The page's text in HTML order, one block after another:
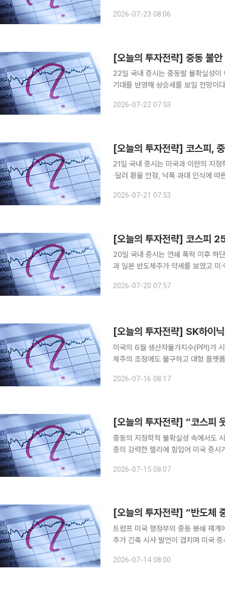
시간) 미국 증시는 엔비디아의 베라
2026-07-23 08:06
[오늘의 투자전략] 중동 불
22일 국내 증시는 중동발 불확실성이
기대를 반영해 상승세를 보일 전망이
◆한지영 키움증권 연구원 = 21일(현
2026-07-22 07:53
21일 국내 증시는 미국과 이란의 지
·달러 환율 안정, 낙폭 과대 인식에
2026-07-21 07:53
20일 국내 증시는 연쇄 폭락 이후 하
과 일본 반도체주가 약세를 보였고 미
미국 빅테크와 국내 주요 기업 실적이
2026-07-20 07:57
[오늘의 투자전략] SK하이
미국의 6월 생산자물가지수(PPI)가
체주의 조정에도 불구하고 대형 플랫
2026-07-16 08:17
중동의 지정학적 불확실성 속에서도
종의 강력한 랠리에 힘입어 미국 증
피는 코스피200 야간선물이 5.0%
2026-07-15 08:07
트럼프 미국 행정부의 중동 봉쇄 재개
추가 긴축 시사 발언이 겹치며 미국
내 증시는 코스피 야간선물과 미국 반
2026-07-14 08:00